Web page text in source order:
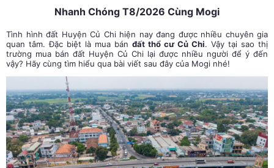
Nhanh Chóng T8/2026 Cùng Mogi
Tình hình đất Huyện Củ Chi hiện nay đang được nhiều chuyên gia
quan tâm. Đặc biệt là mua bán đất thổ cư Củ Chi. Vậy tại sao thị
trường mua bán đất Huyện Củ Chi lại được nhiều người để ý đến
vậy? Hãy cùng tìm hiểu qua bài viết sau đây của Mogi nhé!